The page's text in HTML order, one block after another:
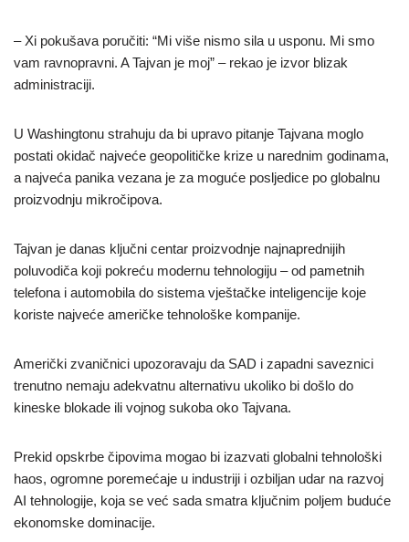
– Xi pokušava poručiti: “Mi više nismo sila u usponu. Mi smo
vam ravnopravni. A Tajvan je moj” – rekao je izvor blizak
administraciji.
U Washingtonu strahuju da bi upravo pitanje Tajvana moglo
postati okidač najveće geopolitičke krize u narednim godinama,
a najveća panika vezana je za moguće posljedice po globalnu
proizvodnju mikročipova.
Tajvan je danas ključni centar proizvodnje najnaprednijih
poluvodiča koji pokreću modernu tehnologiju – od pametnih
telefona i automobila do sistema vještačke inteligencije koje
koriste najveće američke tehnološke kompanije.
Američki zvaničnici upozoravaju da SAD i zapadni saveznici
trenutno nemaju adekvatnu alternativu ukoliko bi došlo do
kineske blokade ili vojnog sukoba oko Tajvana.
Prekid opskrbe čipovima mogao bi izazvati globalni tehnološki
haos, ogromne poremećaje u industriji i ozbiljan udar na razvoj
AI tehnologije, koja se već sada smatra ključnim poljem buduće
ekonomske dominacije.